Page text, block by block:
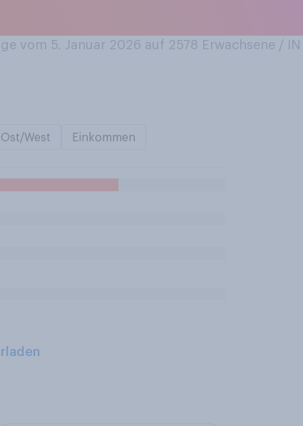
vom 5. Januar 2026 auf 2578 Erwachsene /
Ost/West Einkommen